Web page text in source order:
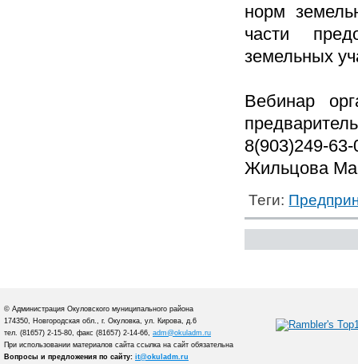
норм
части
земельных
Вебинар
8(903)249-
Жильцова
Теги:
© Администрация Окуловского муниципального района
174350, Новгородская обл., г. Окуловка, ул. Кирова, д.6
тел. (81657) 2-15-80, факс (81657) 2-14-66, adm@okuladm.ru
При использовании материалов сайта ссылка на сайт обязательна
Вопросы и предложения по сайту: it@okuladm.ru